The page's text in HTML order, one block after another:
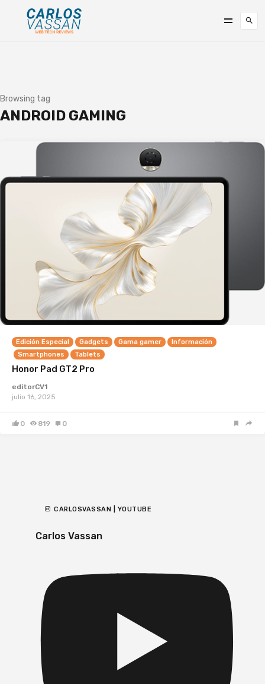
Browsing tag
ANDROID GAMING
Edición Especial Gadgets Gama gamer
Información
Smartphones
Tablets
Honor Pad GT2 Pro
editorCV1
julio 16, 2025
0 819 0
CARLOSVASSAN | YOUTUBE
Carlos Vassan